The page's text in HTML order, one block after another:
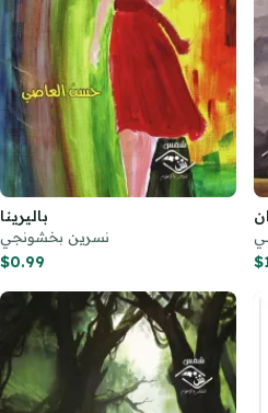
باليرينا
نسرين بخشونجي
$0.99